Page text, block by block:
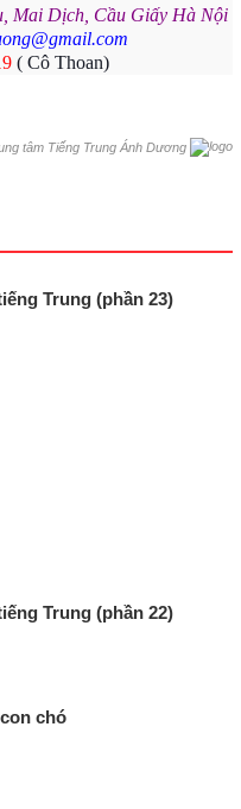
Mai Dịch, Cầu Giấy Hà Nội
( Cô Thoan)
tâm Tiếng Trung Ánh Dương
Trung (phần 23)
Trung (phần 22)
chó